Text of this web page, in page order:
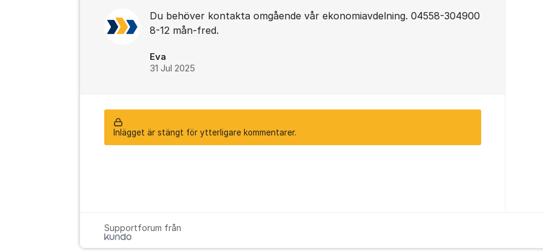
Du behöver kontakta omgående vår ekonomiavdelning. 04558-304900
8-12 mån-fred.
Eva
31 Jul 2025
Inlägget är stängt för ytterligare kommentarer.
Supportforum från